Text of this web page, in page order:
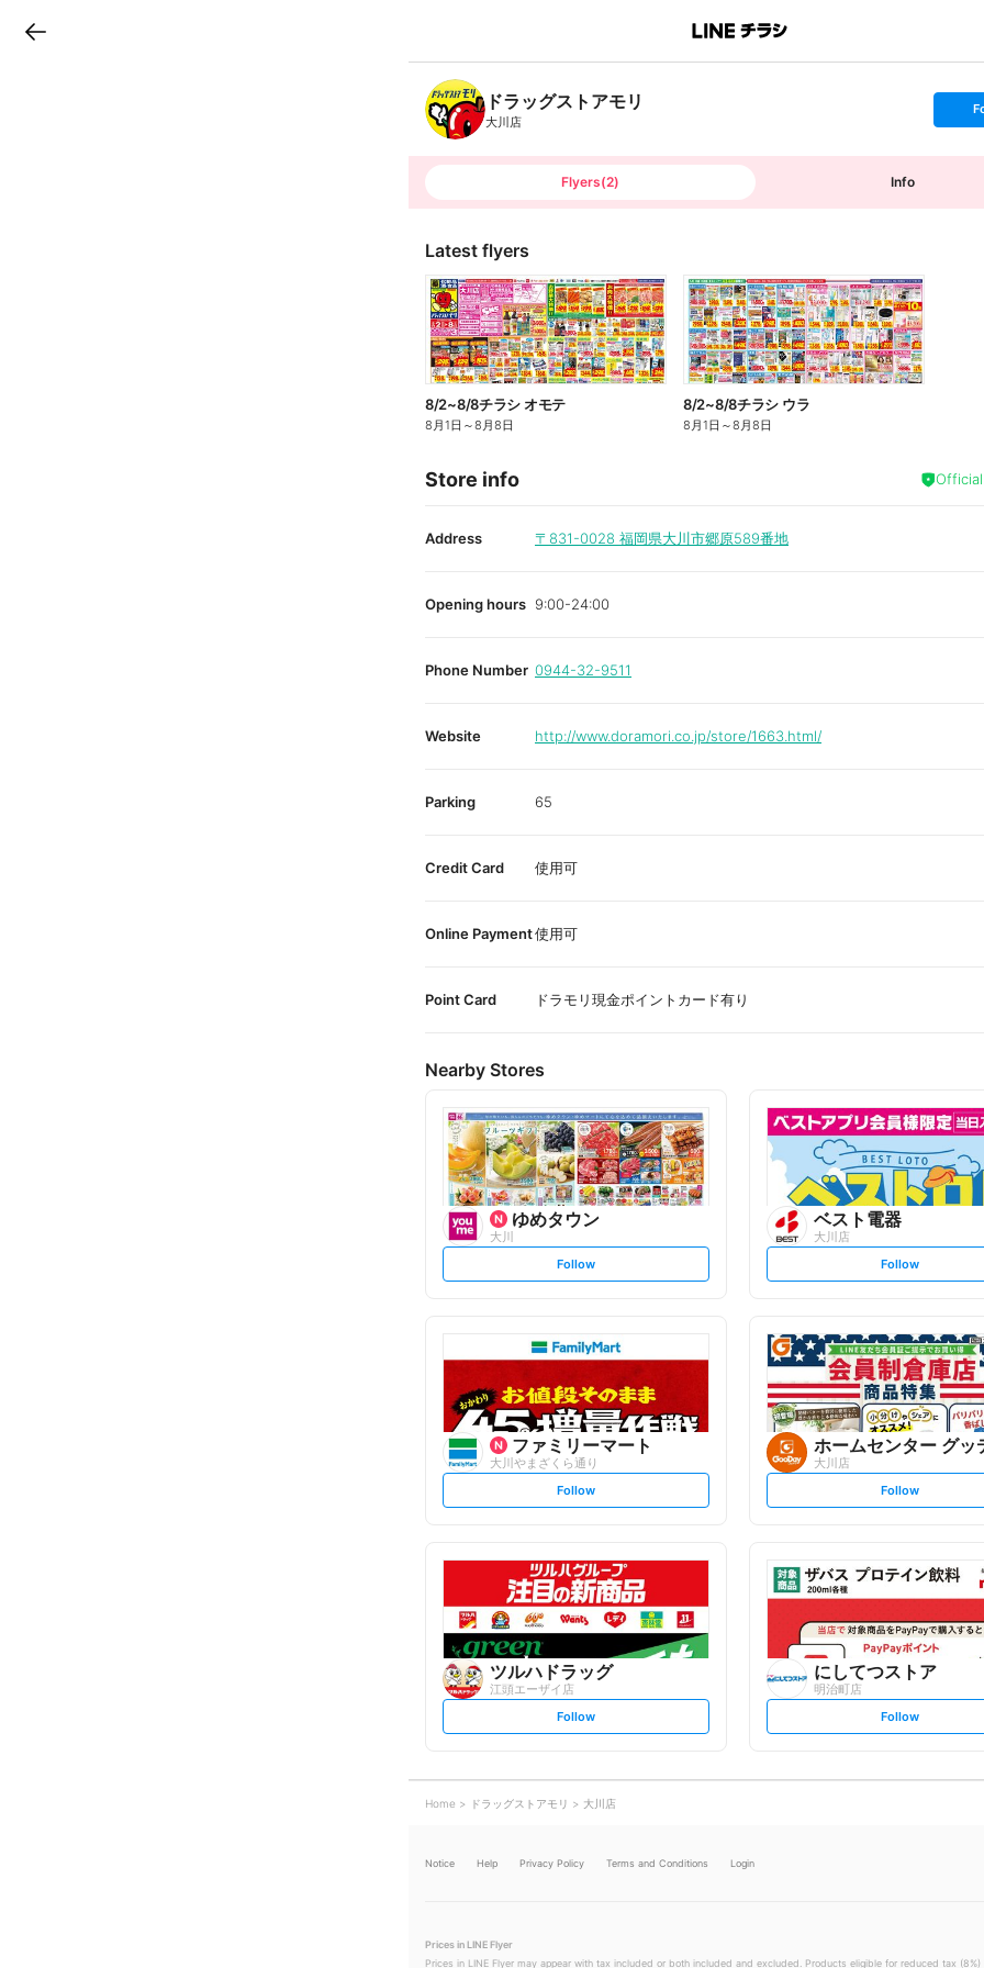
B
n
c
h
T
ドラッグストアモリ
大川店
s
t
o
Flyers(2) Info
Latest flyers
8/2~8/8チラシ オモテ
8月1日 ～8月8日
8/2~8/8チラシ ウラ
8月1日 ～8月8日
Store info
Address 〒831-0028 福岡県大川市郷原589番地
Opening hours 9:00-24:00
Phone Number 0944-32-9511
Website http://www.doramori.co.jp/store/1663.html/
Parking 65
Credit Card 使用可
Online Payment使用可
Point Card ドラモリ現金ポイントカード有り
Nearby Stores
ゆめタウン
大川
s
t
o
w
Follow
ベスト電器
大川店
s
t
l
o
w
Follow
ファミリーマート
大川やまざくら通り
s
t
l
o
w
Follow
ホームセンター グッ
大川店
s
t
o
w
Follow
ツルハドラッグ
江頭エーザイ店
s
t
o
w
Follow
にしてつストア
明治町店
s
t
Follow
Home ドラッグストアモリ 大川店
Notice Help Privacy Policy Terms and Conditions Login
Prices in LINE Flyer
Prices in LINE Flyer may appear with tax included or both included and excluded. Products eligible for reduced tax (8%)